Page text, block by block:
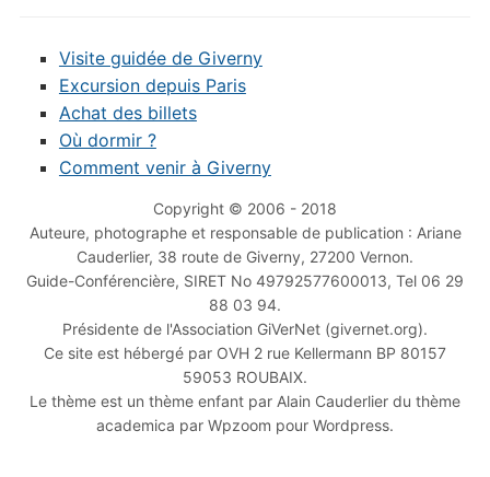
Visite guidée de Giverny
Excursion depuis Paris
Achat des billets
Où dormir ?
Comment venir à Giverny
Copyright © 2006 - 2018
Auteure, photographe et responsable de publication : Ariane
Cauderlier, 38 route de Giverny, 27200 Vernon.
Guide-Conférencière, SIRET No 49792577600013, Tel 06 29
88 03 94.
Présidente de l'Association GiVerNet (givernet.org).
Ce site est hébergé par OVH 2 rue Kellermann BP 80157
59053 ROUBAIX.
Le thème est un thème enfant par Alain Cauderlier du thème
academica par Wpzoom pour Wordpress.